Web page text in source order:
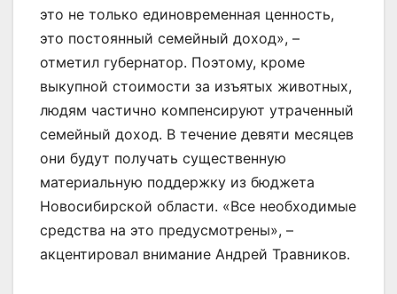
это не только единовременная ценность,
это постоянный семейный доход», –
отметил губернатор. Поэтому, кроме
выкупной стоимости за изъятых животных,
людям частично компенсируют утраченный
семейный доход. В течение девяти месяцев
они будут получать существенную
материальную поддержку из бюджета
Новосибирской области. «Все необходимые
средства на это предусмотрены», –
акцентировал внимание Андрей Травников.